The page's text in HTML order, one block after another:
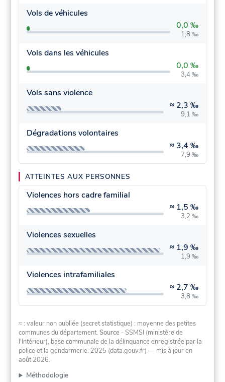
Vols de véhicules
0,0 ‰
1,8 ‰
Vols dans les véhicules
0,0 ‰
3,4 ‰
Vols sans violence
≈ 2,3 ‰
9,1 ‰
Dégradations volontaires
≈ 3,4 ‰
7,9 ‰
ATTEINTES AUX PERSONNES
Violences hors cadre familial
≈ 1,5 ‰
3,2 ‰
Violences sexuelles
≈ 1,9 ‰
1,9 ‰
Violences intrafamiliales
≈ 2,7 ‰
3,8 ‰
≈ : valeur non publiée (secret statistique) : moyenne des petites
communes du département.Source - SSMSI (ministère de
l'Intérieur), base communale de la délinquance enregistrée par la
police et la gendarmerie, 2025 (data.gouv.fr) — mis à jour en
août 2026.
Méthodologie